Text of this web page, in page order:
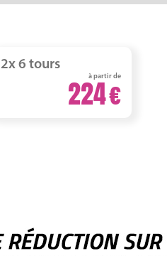
2x 6 tours
à partir de
224